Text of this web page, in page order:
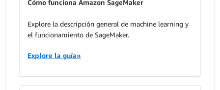
Cómo funciona Amazon SageMaker
Explore la descripción general de machine learning y
el funcionamiento de SageMaker.
Explore la guía»